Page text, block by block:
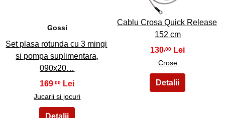
Gossi
Set plasa rotunda cu 3 mingi
si pompa suplimentara,
090x20…
169 ,00
Jucarii si jocuri
Cablu Crosa Quick Release
152 cm
130 ,00
Crose